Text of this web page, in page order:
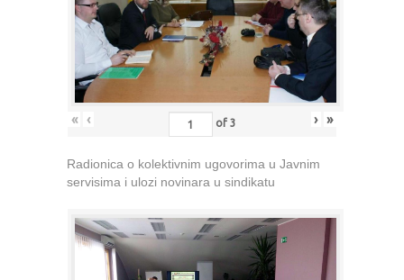
« ‹ of 3 › »
Radionica o kolektivnim ugovorima u Javnim
servisima i ulozi novinara u sindikatu